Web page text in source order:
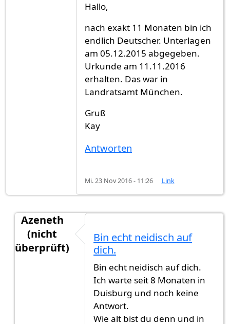
Hallo,
nach exakt 11 Monaten bin ich
endlich Deutscher. Unterlagen
am 05.12.2015 abgegeben.
Urkunde am 11.11.2016
erhalten. Das war in
Landratsamt München.
Gruß
Kay
Antworten
Mi. 23 Nov 2016 - 11:26 Link
Azeneth
(nicht
überprüft)
Bin echt neidisch auf
dich.
Bin echt neidisch auf dich.
Ich warte seit 8 Monaten in
Duisburg und noch keine
Antwort.
Wie alt bist du denn und in